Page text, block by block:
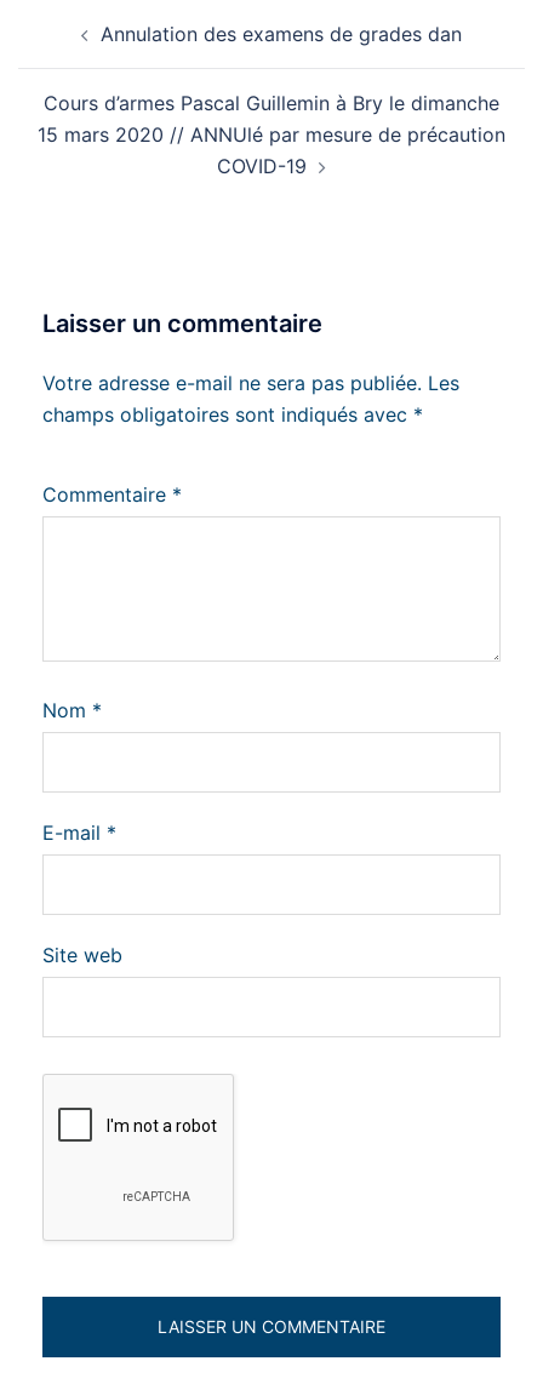
d’articleAnnulation des examens de grades dan
Cours d’armes Pascal Guillemin à Bry le dimanche
15 mars 2020 // ANNUlé par mesure de précaution
COVID-19
Laisser un commentaire
Votre adresse e-mail ne sera pas publiée. Les
champs obligatoires sont indiqués avec *
Commentaire *
Nom *
E-mail *
Site web